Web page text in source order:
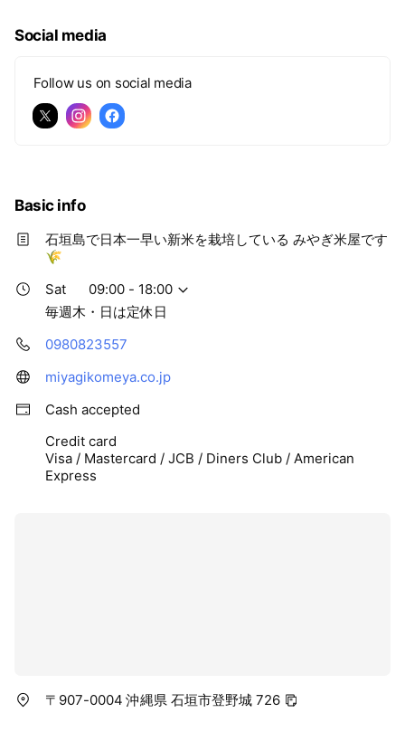
Social media
Follow us on social media
Basic info
石垣島で日本一早い新米を栽培している みやぎ米屋です
🌾
Sat
09:00 - 18:00
毎週木・日は定休日
0980823557
miyagikomeya.co.jp
Cash accepted
Credit card
Visa / Mastercard / JCB / Diners Club / American
Express
〒907-0004 沖縄県 石垣市登野城 726